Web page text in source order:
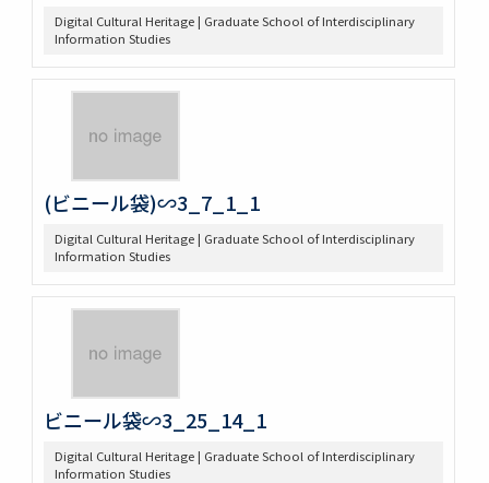
Digital Cultural Heritage | Graduate School of Interdisciplinary
Information Studies
(ビニール袋)∽3_7_1_1
Digital Cultural Heritage | Graduate School of Interdisciplinary
Information Studies
ビニール袋∽3_25_14_1
Digital Cultural Heritage | Graduate School of Interdisciplinary
Information Studies